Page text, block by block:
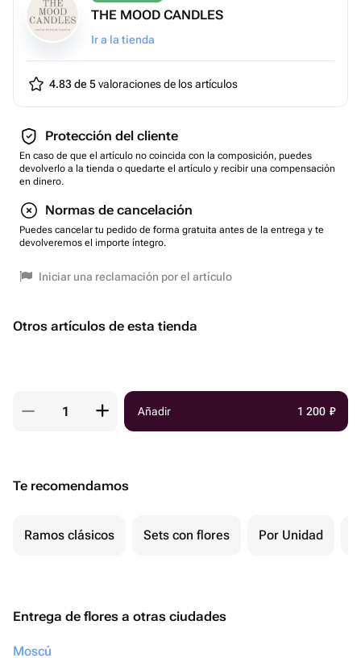
THE MOOD CANDLES
Ir a la tienda
4.83 de 5valoraciones de los artículos
Protección del cliente
En caso de que el artículo no coincida con la composición, puedes
devolverlo a la tienda o quedarte el artículo y recibir una compensación
en dinero.
Normas de cancelación
Puedes cancelar tu pedido de forma gratuita antes de la entrega y te
devolveremos el importe íntegro.
Iniciar una reclamación por el artículo
Otros artículos de esta tienda
Añadir 1 200 ₽
Te recomendamos
Ramos clásicos Sets con flores Por Unidad
Entrega de flores a otras ciudades
Moscú